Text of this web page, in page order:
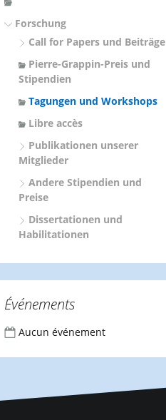
Forschung
Call for Papers und Beiträge
Pierre-Grappin-Preis und
Stipendien
Tagungen und Workshops
Libre accès
Publikationen unserer
Mitglieder
Andere Stipendien und
Preise
Dissertationen und
Habilitationen
Événements
Aucun événement